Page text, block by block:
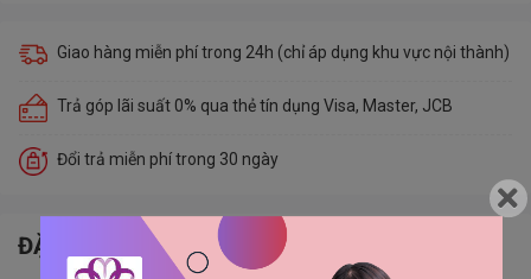
Giao hàng miễn phí trong 24h (chỉ áp dụng khu vực nội thành)
Trả góp lãi suất 0% qua thẻ tín dụng Visa, Master, JCB
Đổi trả miễn phí trong 30 ngày
ĐẶC ĐIỂM NỔI BẬT